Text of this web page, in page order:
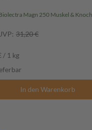
Magn 250 Muskel &
31,20 €
/ 1 kg
In den Warenkorb